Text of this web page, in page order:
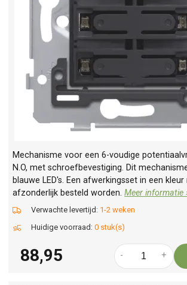
Mechanisme voor een 6-voudige
N.O, met schroefbevestiging. Dit
blauwe LED's. Een afwerkingsset in een
afzonderlijk besteld worden.Meer informatie
Verwachte levertijd: 1-2 weken
Huidige voorraad: 0 stuk(s)
88,95 +
-